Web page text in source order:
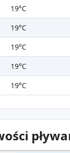
19°C
19°C
19°C
19°C
19°C